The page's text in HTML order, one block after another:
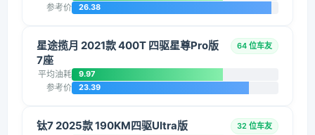
参考价 26.38
星途揽月 2021款 400T 四驱星尊Pro版
7座
64 位车友
平均油耗 9.97
参考价 23.39
钛7 2025款 190KM四驱Ultra版 32 位车友